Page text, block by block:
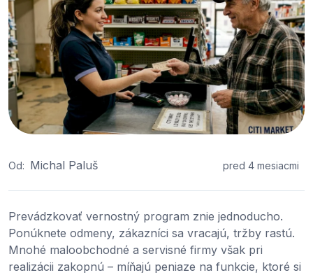
Od: Michal Paluš pred 4 mesiacmi
Prevádzkovať vernostný program znie jednoducho.
Ponúknete odmeny, zákazníci sa vracajú, tržby rastú.
Mnohé maloobchodné a servisné firmy však pri
realizácii zakopnú – míňajú peniaze na funkcie, ktoré si